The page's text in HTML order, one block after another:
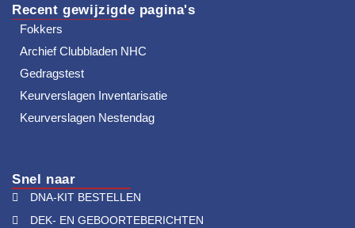
Recent gewijzigde pagina's
Fokkers
Archief Clubbladen NHC
Gedragstest
Keurverslagen Inventarisatie
Keurverslagen Nestendag
Snel naar
DNA-KIT BESTELLEN
DEK- EN GEBOORTEBERICHTEN